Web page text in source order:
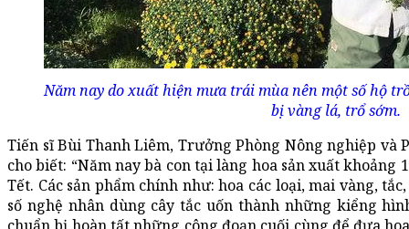
Năm nay do xuất hiện mưa trái mùa nên một số hộ
bị vàng lá, trổ sớm.
Tiến sĩ Bùi Thanh Liêm, Trưởng Phòng Nông nghiệp và
cho biết: “Năm nay bà con tại làng hoa sản xuất
Tết. Các sản phẩm chính như: hoa các loại, mai vàng,
số nghệ nhân dùng cây tắc uốn thành những kiểng